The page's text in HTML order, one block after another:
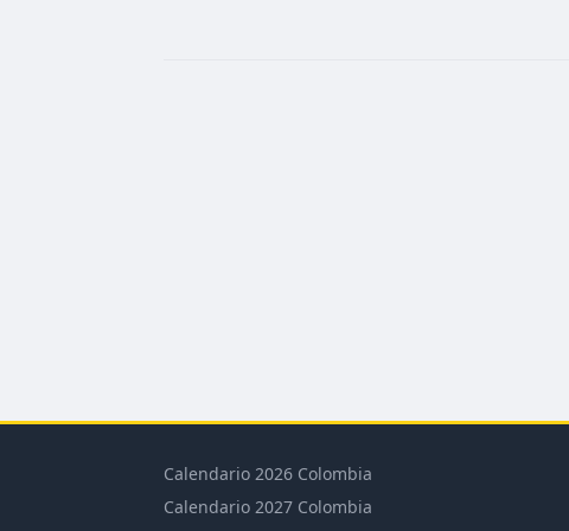
Calendario 2026 Colombia
Calendario 2027 Colombia